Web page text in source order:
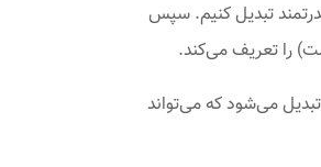
تبدیل کنیم. سپس
را تعریف می‌کند.
می‌شود که می‌تواند